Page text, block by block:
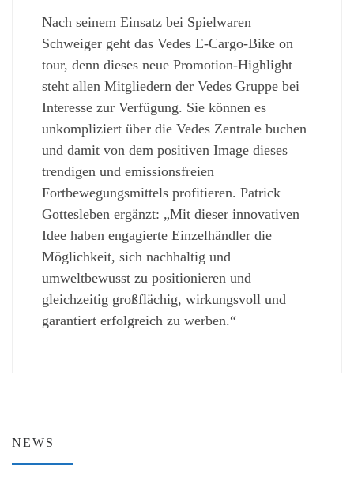
Nach seinem Einsatz bei Spielwaren
Schweiger geht das Vedes E-Cargo-Bike on
tour, denn dieses neue Promotion-Highlight
steht allen Mitgliedern der Vedes Gruppe bei
Interesse zur Verfügung. Sie können es
unkompliziert über die Vedes Zentrale buchen
und damit von dem positiven Image dieses
trendigen und emissionsfreien
Fortbewegungsmittels profitieren. Patrick
Gottesleben ergänzt: „Mit dieser innovativen
Idee haben engagierte Einzelhändler die
Möglichkeit, sich nachhaltig und
umweltbewusst zu positionieren und
gleichzeitig großflächig, wirkungsvoll und
garantiert erfolgreich zu werben.“
NEWS